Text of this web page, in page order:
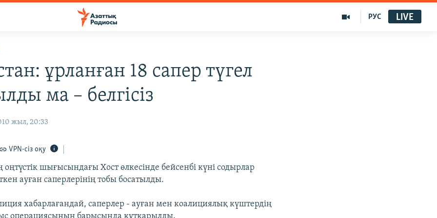
РУС LIVE
ұрланған 18 сапер түгел
ма – белгісіз
жыл, 20:33
VPN-сіз оқу
шығысындағы Хост өлкесінде бейсенбі күні содырлар
ауған саперлерінің тобы босатылды.
хабарлағандай, саперлер - ауған мен коалициялық күштердің